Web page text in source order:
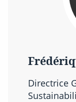
Directrice